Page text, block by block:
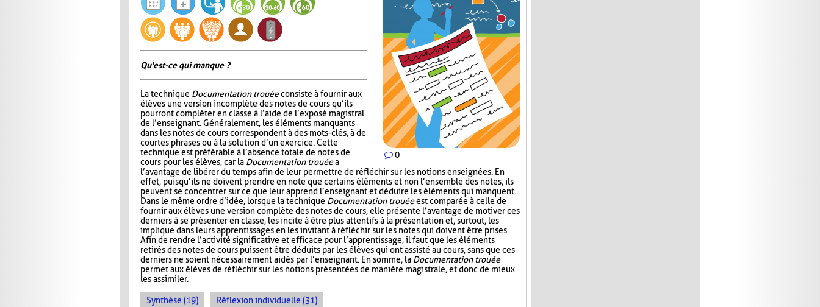
0
Qu'est-ce qui manque ?
La technique Documentation trouéeconsiste à fournir aux
élèves une version incomplète des notes de cours qu’ils
pourront compléter en classe à l’aide de l’exposé magistral
de l’enseignant. Généralement, les éléments manquants
dans les notes de cours correspondent à des mots-clés, à de
courtes phrases ou à la solution d’un exercice. Cette
technique est préférable à l’absence totale de notes de
cours pour les élèves, car la Documentation trouéea
l’avantage de libérer du temps afin de leur permettre de réfléchir sur les notions enseignées. En
effet, puisqu’ils ne doivent prendre en note que certains éléments et non l’ensemble des notes, ils
peuvent se concentrer sur ce que leur apprend l’enseignant et déduire les éléments qui manquent.
Dans le même ordre d’idée, lorsque la technique Documentation trouéeest comparée à celle de
fournir aux élèves une version complète des notes de cours, elle présente l’avantage de motiver ces
derniers à se présenter en classe, les incite à être plus attentifs à la présentation et, surtout, les
implique dans leurs apprentissages en les invitant à réfléchir sur les notes qui doivent être prises.
Afin de rendre l’activité significative et efficace pour l’apprentissage, il faut que les éléments
retirés des notes de cours puissent être déduits par les élèves qui ont assisté au cours, sans que ces
derniers ne soient nécessairement aidés par l’enseignant. En somme, la Documentation trouée
permet aux élèves de réfléchir sur les notions présentées de manière magistrale, et donc de mieux
les assimiler.
Synthèse (19) Réflexion individuelle (31)